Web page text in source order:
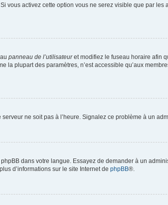
. Si vous activez cette option vous ne serez visible que par les
panneau de l’utilisateuret modifiez le fuseau horaire afin
la plupart des paramètres, n’est accessible qu’aux
ne soit pas à l’heure. Signalez ce problème à un
dans votre langue. Essayez de demander à un
d’informations sur le site Internet de phpBB®.